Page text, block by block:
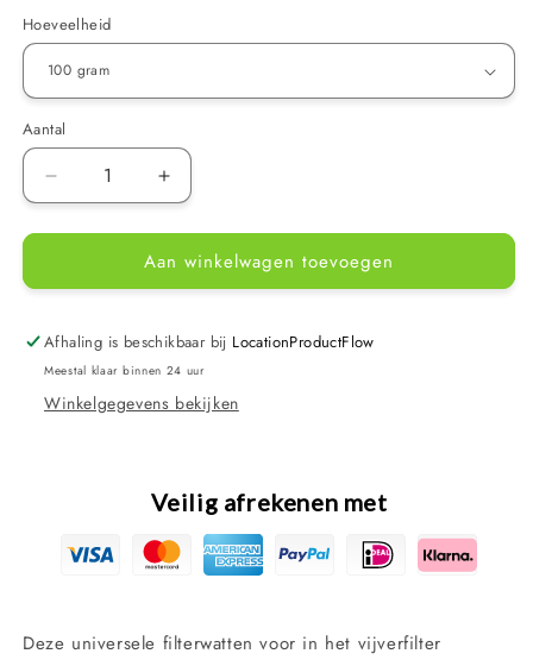
Hoeveelheid
Aantal
Aantal
verlagen
voor
Velda
Filter
Wool
-
Verkrijgbaar
100,
500
Aantal
verhogen
voor
Velda
Velda
Filter
Wool
-
Verkrijgbaar
in
100,
500
Aan winkelwagen toevoegen
Afhaling is beschikbaar bij LocationProductFlow
Meestal klaar binnen 24 uur
Winkelgegevens bekijken
Veilig afrekenen met
Deze universele filterwatten voor in het vijverfilter